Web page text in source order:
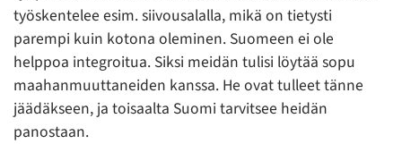
työskentelee esim. siivousalalla, mikä on tietysti
parempi kuin kotona oleminen. Suomeen ei ole
helppoa integroitua. Siksi meidän tulisi löytää sopu
maahanmuuttaneiden kanssa. He ovat tulleet tänne
jäädäkseen, ja toisaalta Suomi tarvitsee heidän
panostaan.